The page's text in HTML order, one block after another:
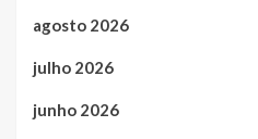
agosto 2026
julho 2026
junho 2026